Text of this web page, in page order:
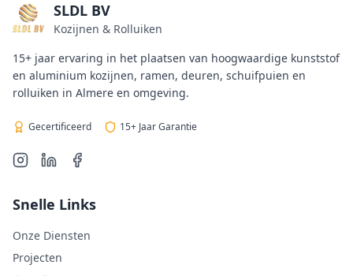
SLDL BV
Kozijnen & Rolluiken
15+ jaar ervaring in het plaatsen van hoogwaardige kunststof
en aluminium kozijnen, ramen, deuren, schuifpuien en
rolluiken in Almere en omgeving.
Gecertificeerd 15+ Jaar Garantie
Snelle Links
Onze Diensten
Projecten